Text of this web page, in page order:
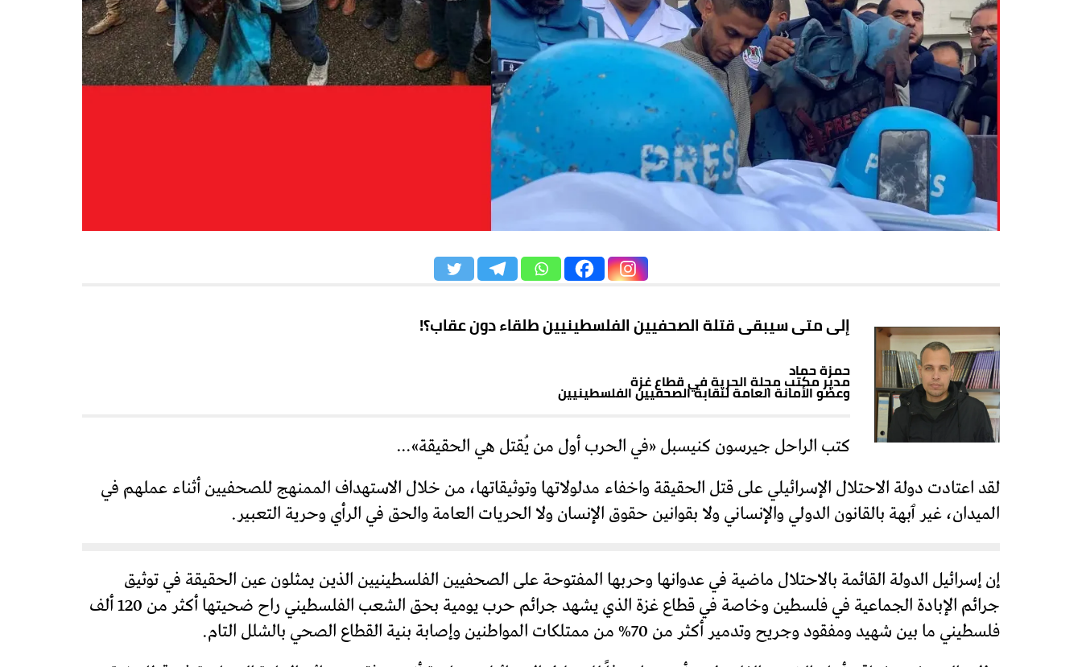
إلى متى سيبقى قتلة الصحفيين الفلسطينيين طلقاء دون عقاب؟!
حمزة حماد
مدير مكتب مجلة الحرية في قطاع غزة
وعضو الأمانة العامة لنقابة الصحفيين الفلسطينيين
كتب الراحل جيرسون كنيسبل «في الحرب أول من يُقتل هي الحقيقة»…
لقد اعتادت دولة الاحتلال الإسرائيلي على قتل الحقيقة واخفاء مدلولاتها وتوثيقاتها، من خلال الاستهداف الممنهج للصحفيين أثناء عملهم في
الميدان، غير ٱبهة بالقانون الدولي والإنساني ولا بقوانين حقوق الإنسان ولا الحريات العامة والحق في الرأي وحرية التعبير.
إن إسرائيل الدولة القائمة بالاحتلال ماضية في عدوانها وحربها المفتوحة على الصحفيين الفلسطينيين الذين يمثلون عين الحقيقة في توثيق
جرائم الإبادة الجماعية في فلسطين وخاصة في قطاع غزة الذي يشهد جرائم حرب يومية بحق الشعب الفلسطيني راح ضحيتها أكثر من 120 ألف
فلسطيني ما بين شهيد ومفقود وجريح وتدمير أكثر من 70% من ممتلكات المواطنين وإصابة بنية القطاع الصحي بالشلل التام.